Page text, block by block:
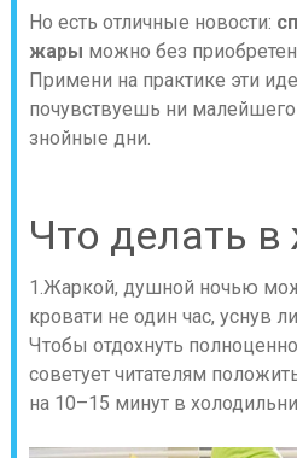
Но есть отличные новости:
жары можно без
Примени на практике эти
почувствуешь ни
знойные дни.
Что делать в
1.Жаркой, душной ночью
кровати не один час, уснув
Чтобы отдохнуть
советует читателям
на 10–15 минут в